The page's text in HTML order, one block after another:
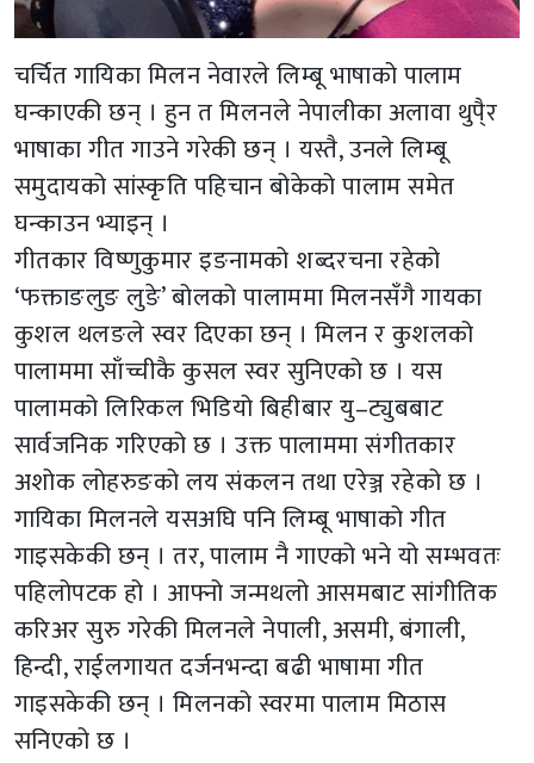
चर्चित गायिका मिलन नेवारले लिम्बू भाषाको पालाम
घन्काएकी छन् । हुन त मिलनले नेपालीका अलावा थुपै्र
भाषाका गीत गाउने गरेकी छन् । यस्तै, उनले लिम्बू
समुदायको सांस्कृति पहिचान बोकेको पालाम समेत
घन्काउन भ्याइन् ।
गीतकार विष्णुकुमार इङनामको शब्दरचना रहेको
‘फक्ताङलुङ लुङे’ बोलको पालाममा मिलनसँगै गायका
कुशल थलङले स्वर दिएका छन् । मिलन र कुशलको
पालाममा साँच्चीकै कुसल स्वर सुनिएको छ । यस
पालामको लिरिकल भिडियो बिहीबार यु–ट्युबबाट
सार्वजनिक गरिएको छ । उक्त पालाममा संगीतकार
अशोक लोहरुङको लय संकलन तथा एरेञ्ज रहेको छ ।
गायिका मिलनले यसअघि पनि लिम्बू भाषाको गीत
गाइसकेकी छन् । तर, पालाम नै गाएको भने यो सम्भवतः
पहिलोपटक हो । आफ्नो जन्मथलो आसमबाट सांगीतिक
करिअर सुरु गरेकी मिलनले नेपाली, असमी, बंगाली,
हिन्दी, राईलगायत दर्जनभन्दा बढी भाषामा गीत
गाइसकेकी छन् । मिलनको स्वरमा पालाम मिठास
सनिएको छ ।